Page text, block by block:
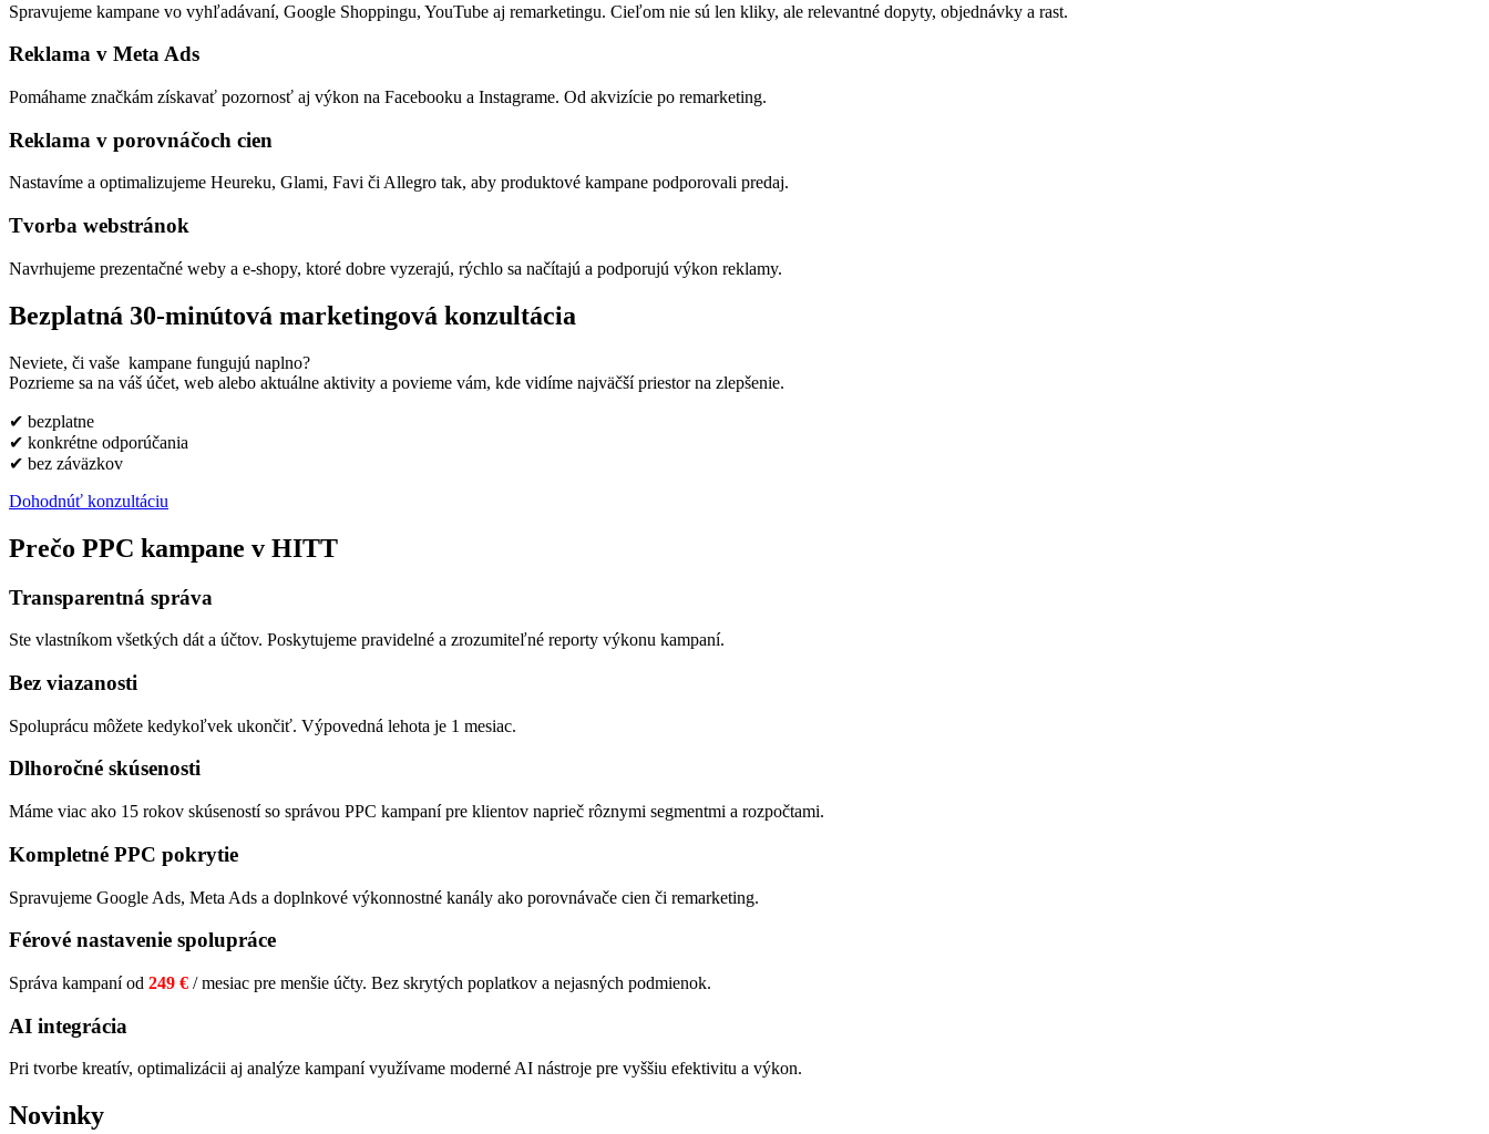
Spravujeme kampane vo vyhľadávaní, Google Shoppingu, YouTube aj remarketingu. Cieľom nie sú len kliky, ale relevantné dopyty, objednávky a rast.
Reklama v Meta Ads
Pomáhame značkám získavať pozornosť aj výkon na Facebooku a Instagrame. Od akvizície po remarketing.
Reklama v porovnáčoch cien
Nastavíme a optimalizujeme Heureku, Glami, Favi či Allegro tak, aby produktové kampane podporovali predaj.
Tvorba webstránok
Navrhujeme prezentačné weby a e-shopy, ktoré dobre vyzerajú, rýchlo sa načítajú a podporujú výkon reklamy.
Bezplatná 30-minútová marketingová konzultácia
Neviete, či vaše kampane fungujú naplno?
Pozrieme sa na váš účet, web alebo aktuálne aktivity a povieme vám, kde vidíme najväčší priestor na zlepšenie.
✔ bezplatne
✔ konkrétne odporúčania
✔ bez záväzkov
Dohodnúť konzultáciu
Prečo PPC kampane v HITT
Transparentná správa
Ste vlastníkom všetkých dát a účtov. Poskytujeme pravidelné a zrozumiteľné reporty výkonu kampaní.
Bez viazanosti
Spoluprácu môžete kedykoľvek ukončiť. Výpovedná lehota je 1 mesiac.
Dlhoročné skúsenosti
Máme viac ako 15 rokov skúseností so správou PPC kampaní pre klientov naprieč rôznymi segmentmi a rozpočtami.
Kompletné PPC pokrytie
Spravujeme Google Ads, Meta Ads a doplnkové výkonnostné kanály ako porovnávače cien či remarketing.
Férové nastavenie spolupráce
Správa kampaní od 249 € / mesiac pre menšie účty. Bez skrytých poplatkov a nejasných podmienok.
AI integrácia
Pri tvorbe kreatív, optimalizácii aj analýze kampaní využívame moderné AI nástroje pre vyššiu efektivitu a výkon.
Novinky